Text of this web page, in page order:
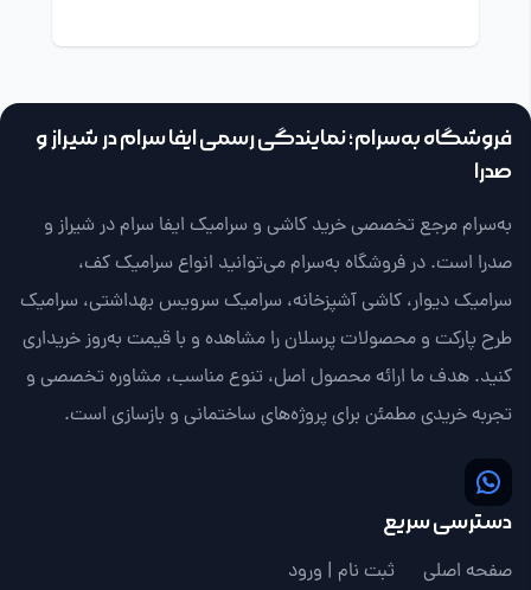
فروشگاه به‌سرام؛ نمایندگی رسمی ایفا سرام در شیراز و
صدرا
به‌سرام مرجع تخصصی خرید کاشی و سرامیک ایفا سرام در شیراز و
صدرا است. در فروشگاه به‌سرام می‌توانید انواع سرامیک کف،
سرامیک دیوار، کاشی آشپزخانه، سرامیک سرویس بهداشتی، سرامیک
طرح پارکت و محصولات پرسلان را مشاهده و با قیمت به‌روز خریداری
کنید. هدف ما ارائه محصول اصل، تنوع مناسب، مشاوره تخصصی و
تجربه خریدی مطمئن برای پروژه‌های ساختمانی و بازسازی است.
دسترسی سریع
صفحه اصلی
ثبت نام | ورود